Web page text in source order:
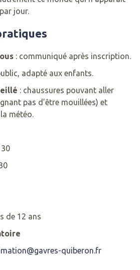
jour.
: communiqué après inscription.
adapté aux enfants.
: chaussures pouvant aller
pas d’être mouillées) et
météo.
de 12 ans
quiberon.fr